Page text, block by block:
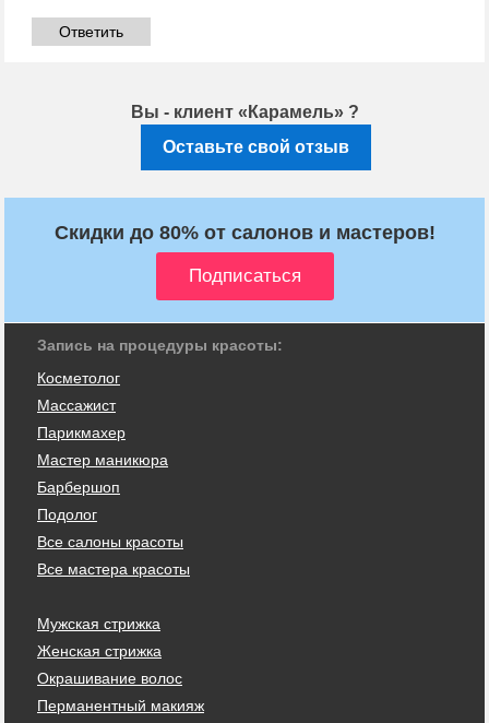
Ответить
Вы - клиент «Карамель» ?
Оставьте свой отзыв
Скидки до 80% от салонов и мастеров!
Запись на процедуры красоты:
Косметолог
Массажист
Парикмахер
Мастер маникюра
Барбершоп
Подолог
Все салоны красоты
Все мастера красоты
Мужская стрижка
Женская стрижка
Окрашивание волос
Перманентный макияж